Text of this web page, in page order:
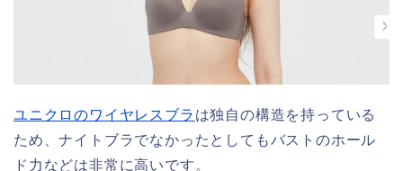
ユニクロのワイヤレスブラ は独自の構造を持っている
ため、ナイトブラでなかったとしてもバストのホール
ド力などは非常に高いです。